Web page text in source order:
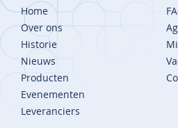
Home
Over ons
Historie
Nieuws
Producten
Evenementen
Leveranciers